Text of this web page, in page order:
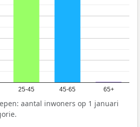
25-45 45-65 65+
aantal inwoners op 1 januari